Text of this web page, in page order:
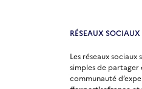
RÉSEAUX SOCIAUX
Les réseaux sociaux
simples de
communauté